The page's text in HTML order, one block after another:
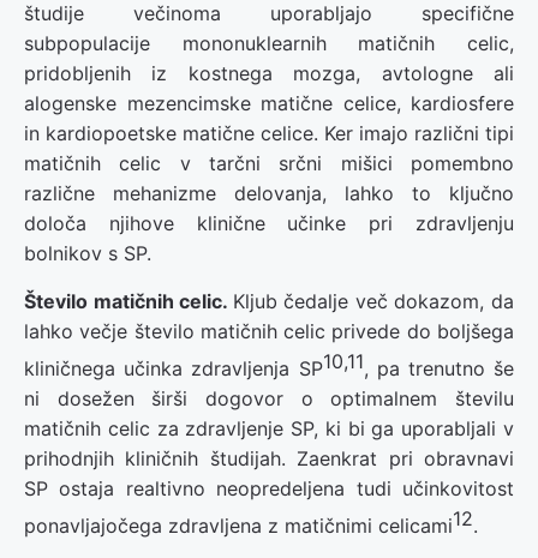
študije večinoma uporabljajo specifične
subpopulacije mononuklearnih matičnih celic,
pridobljenih iz kostnega mozga, avtologne ali
alogenske mezencimske matične celice, kardiosfere
in kardiopoetske matične celice. Ker imajo različni tipi
matičnih celic v tarčni srčni mišici pomembno
različne mehanizme delovanja, lahko to ključno
določa njihove klinične učinke pri zdravljenju
bolnikov s SP.
Število matičnih celic. Kljub čedalje več dokazom, da
lahko večje število matičnih celic privede do boljšega
kliničnega učinka zdravljenja SP10,11, pa trenutno še
ni dosežen širši dogovor o optimalnem številu
matičnih celic za zdravljenje SP, ki bi ga uporabljali v
prihodnjih kliničnih študijah. Zaenkrat pri obravnavi
SP ostaja realtivno neopredeljena tudi učinkovitost
ponavljajočega zdravljena z matičnimi celicami12.